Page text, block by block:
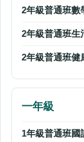
2年級普通班數
2年級普通班生
2年級普通班健
一年級
1年級普通班國